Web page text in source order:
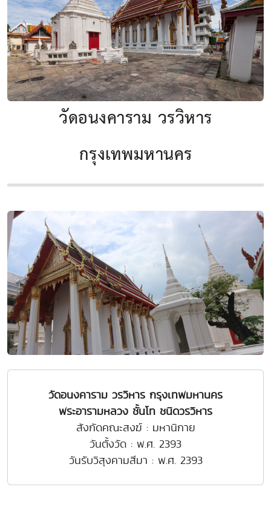
วัดอนงคาราม วรวิหาร
กรุงเทพมหานคร
วัดอนงคาราม วรวิหาร กรุงเทพมหานคร
พระอารามหลวง ชั้นโท ชนิดวรวิหาร
สังกัดคณะสงฆ์ : มหานิกาย
วันตั้งวัด : พ.ศ. 2393
วันรับวิสุงคามสีมา : พ.ศ. 2393